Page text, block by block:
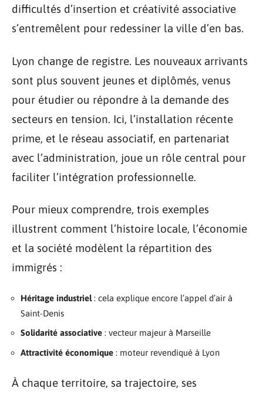
difficultés d’insertion et créativité associative
s’entremêlent pour redessiner la ville d’en bas.
Lyon change de registre. Les nouveaux arrivants
sont plus souvent jeunes et diplômés, venus
pour étudier ou répondre à la demande des
secteurs en tension. Ici, l’installation récente
prime, et le réseau associatif, en partenariat
avec l’administration, joue un rôle central pour
faciliter l’intégration professionnelle.
Pour mieux comprendre, trois exemples
illustrent comment l’histoire locale, l’économie
et la société modèlent la répartition des
immigrés :
Héritage industriel: cela explique encore l’appel d’air à
Saint-Denis
Solidarité associative : vecteur majeur à Marseille
Attractivité économique : moteur revendiqué à Lyon
À chaque territoire, sa trajectoire, ses